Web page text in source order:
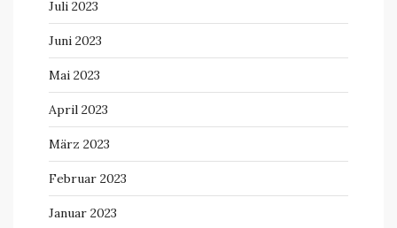
Juli 2023
Juni 2023
Mai 2023
April 2023
März 2023
Februar 2023
Januar 2023